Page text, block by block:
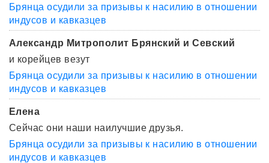
Брянца осудили за призывы к насилию в отношении
индусов и кавказцев
Александр Митрополит Брянский и Севский
и корейцев везут
Брянца осудили за призывы к насилию в отношении
индусов и кавказцев
Елена
Сейчас они наши наилучшие друзья.
Брянца осудили за призывы к насилию в отношении
индусов и кавказцев